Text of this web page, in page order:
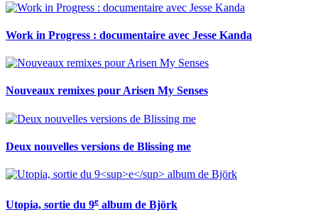
Work in Progress : documentaire avec Jesse Kanda
Nouveaux remixes pour Arisen My Senses
Deux nouvelles versions de Blissing me
Utopia, sortie du 9e album de Björk